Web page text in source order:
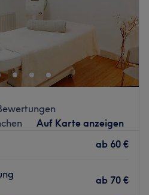
& Training liegt im
Haidhausen, nur wenige
entfernt. Dank der
mit U-Bahn, S-Bahn,
aus allen Teilen Münchens
Salonansicht
Auf Karte anzeigen
ab 60 €
ab 70 €